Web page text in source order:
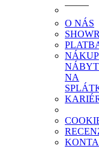
O NÁS
NÁKUP
NA